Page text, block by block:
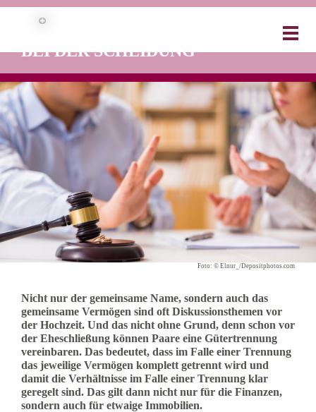
SO HILFT DIE GÜTERTRENNUNG
BEI DER SCHEIDUNG
Foto: © Elnur_/Depositphotos.com
Nicht nur der gemeinsame Name, sondern auch das
gemeinsame Vermögen sind oft Diskussionsthemen vor
der Hochzeit. Und das nicht ohne Grund, denn schon vor
der Eheschließung können Paare eine Gütertrennung
vereinbaren. Das bedeutet, dass im Falle einer Trennung
das jeweilige Vermögen komplett getrennt wird und
damit die Verhältnisse im Falle einer Trennung klar
geregelt sind. Das gilt dann nicht nur für die Finanzen,
sondern auch für etwaige Immobilien.